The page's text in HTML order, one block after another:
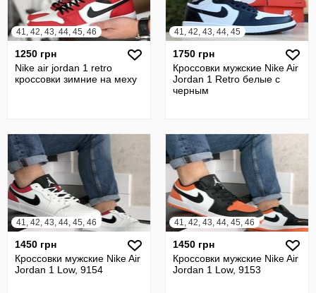
41, 42, 43, 44, 45, 46
1250 грн
Nike air jordan 1 retro
кроссовки зимние на меху
41, 42, 43, 44, 45
1750 грн
Кроссовки мужские Nike Air
Jordan 1 Retro белые с
черным
41, 42, 43, 44, 45, 46
1450 грн
Кроссовки мужские Nike Air
Jordan 1 Low, 9154
41, 42, 43, 44, 45, 46
1450 грн
Кроссовки мужские Nike Air
Jordan 1 Low, 9153